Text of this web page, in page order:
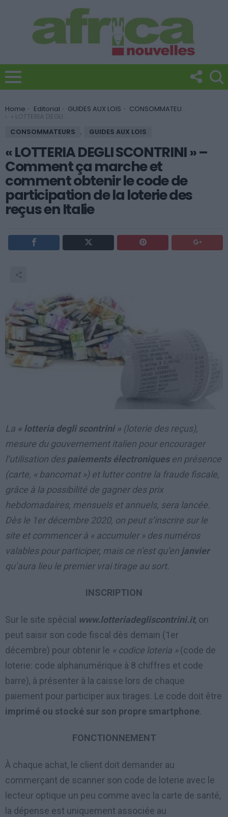
You are here:
Home Editorial GUIDES AUX LOIS CONSOMMATEURS
« LOTTERIA DEGLI SCONTRINI » – Comment ça marche et comment obtenir le code de participation de la loterie des reçus en Italie
CONSOMMATEURS
, GUIDES AUX LOIS
« LOTTERIA DEGLI SCONTRINI » –
Comment ça marche et
comment obtenir le code de
participation de la loterie des
reçus en Italie
La « lotteria degli scontrini » (loterie des reçus),
mesure du gouvernement italien pour encourager
l’utilisation despaiements électroniquesen présence
(carte, « bancomat ») et lutter contre la fraude fiscale,
grâce à la possibilité de gagner des prix
hebdomadaires, mensuels et annuels, sera lancée.
Dès le 1er décembre 2020, on peut s’inscrire sur le
site et commencer à « accumuler » des numéros
valables pour participer, mais ce n’est qu’en janvier
qu’aura lieu le premier vrai tirage au sort.
INSCRIPTION
Sur le site spécial www.lotteriadegliscontrini.it, on
peut saisir son code fiscal dès demain (1er
décembre) pour obtenir le « codice loteria »(code de
loterie: code alphanumérique à 8 chiffres et code
barre), à présenter à la caisse lors de chaque
paiement pour participer aux tirages. Le code doit être
imprimé ou stocké sur son propre smartphone.
FONCTIONNEMENT
À chaque achat, le client doit demander au
commerçant de scanner son code de loterie avec le
lecteur optique un peu comme avec la carte de santé,
la dépense est uniquement associée au